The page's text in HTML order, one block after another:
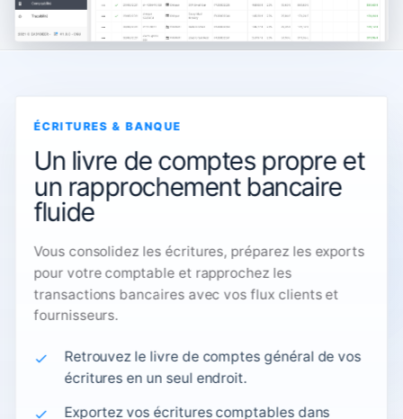
ÉCRITURES & BANQUE
Un livre de comptes propre et
un rapprochement bancaire
fluide
Vous consolidez les écritures, préparez les exports
pour votre comptable et rapprochez les
transactions bancaires avec vos flux clients et
fournisseurs.
Retrouvez le livre de comptes général de vos
écritures en un seul endroit.
Exportez vos écritures comptables dans